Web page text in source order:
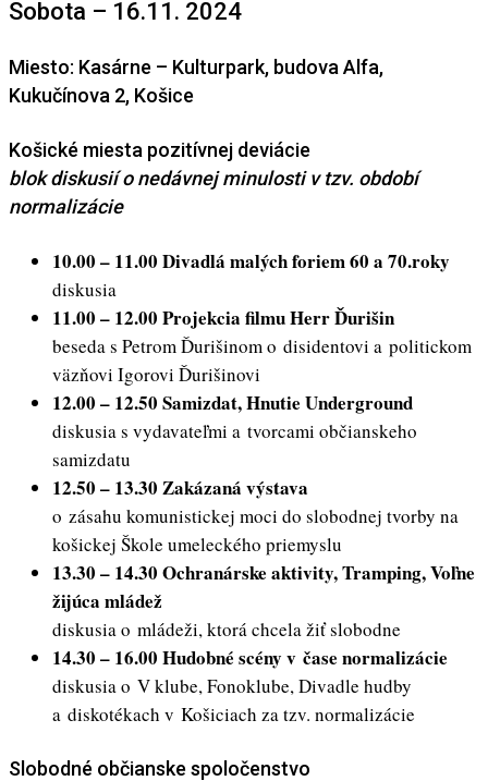
Sobota – 16.11. 2024
Miesto: Kasárne – Kulturpark, budova Alfa,
Kukučínova 2, Košice
Košické miesta pozitívnej deviácie
blok diskusií o nedávnej minulosti v tzv. období
normalizácie
10.00 – 11.00 Divadlá malých foriem 60 a 70.roky
diskusia
11.00 – 12.00 Projekcia filmu Herr Ďurišin
beseda s Petrom Ďurišinom o disidentovi a politickom
väzňovi Igorovi Ďurišinovi
12.00 – 12.50 Samizdat, Hnutie Underground
diskusia s vydavateľmi a tvorcami občianskeho
samizdatu
12.50 – 13.30 Zakázaná výstava
o zásahu komunistickej moci do slobodnej tvorby na
košickej Škole umeleckého priemyslu
13.30 – 14.30 Ochranárske aktivity, Tramping, Voľne
žijúca mládež
diskusia o mládeži, ktorá chcela žiť slobodne
14.30 – 16.00 Hudobné scény v čase normalizácie
diskusia o V klube, Fonoklube, Divadle hudby
a diskotékach v Košiciach za tzv. normalizácie
Slobodné občianske spoločenstvo